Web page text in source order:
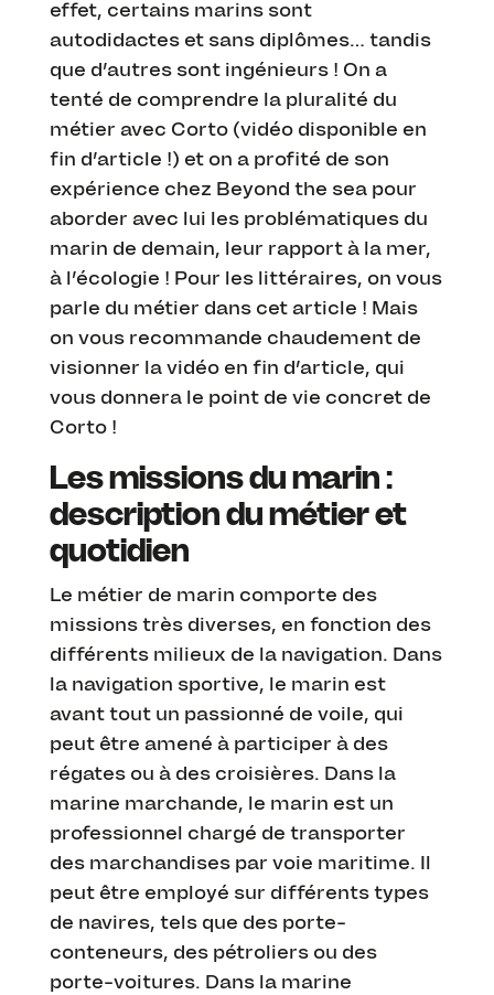
effet, certains marins sont
autodidactes et sans diplômes… tandis
que d’autres sont ingénieurs ! On a
tenté de comprendre la pluralité du
métier avec Corto (vidéo disponible en
fin d’article !) et on a profité de son
expérience chez Beyond the sea pour
aborder avec lui les problématiques du
marin de demain, leur rapport à la mer,
à l’écologie ! Pour les littéraires, on vous
parle du métier dans cet article ! Mais
on vous recommande chaudement de
visionner la vidéo en fin d’article, qui
vous donnera le point de vie concret de
Corto !
Les missions du marin :
description du métier et
quotidien
Le métier de marin comporte des
missions très diverses, en fonction des
différents milieux de la navigation. Dans
la navigation sportive, le marin est
avant tout un passionné de voile, qui
peut être amené à participer à des
régates ou à des croisières. Dans la
marine marchande, le marin est un
professionnel chargé de transporter
des marchandises par voie maritime. Il
peut être employé sur différents types
de navires, tels que des porte-
conteneurs, des pétroliers ou des
porte-voitures. Dans la marine